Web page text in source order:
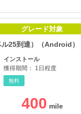
グレード対象
25到達）（Android）
インストール
獲得期間：
1日程度
無料
400